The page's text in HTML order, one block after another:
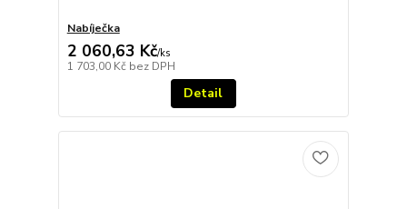
Nabíječka
2 060,63 Kč/ks
1 703,00 Kč bez DPH
Detail